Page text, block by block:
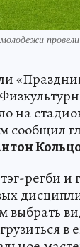
на
сообщил
регби и
в